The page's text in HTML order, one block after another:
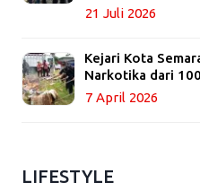
21 Juli 2026
Kejari Kota
Narkotika dari
7 April 2026
LIFESTYLE